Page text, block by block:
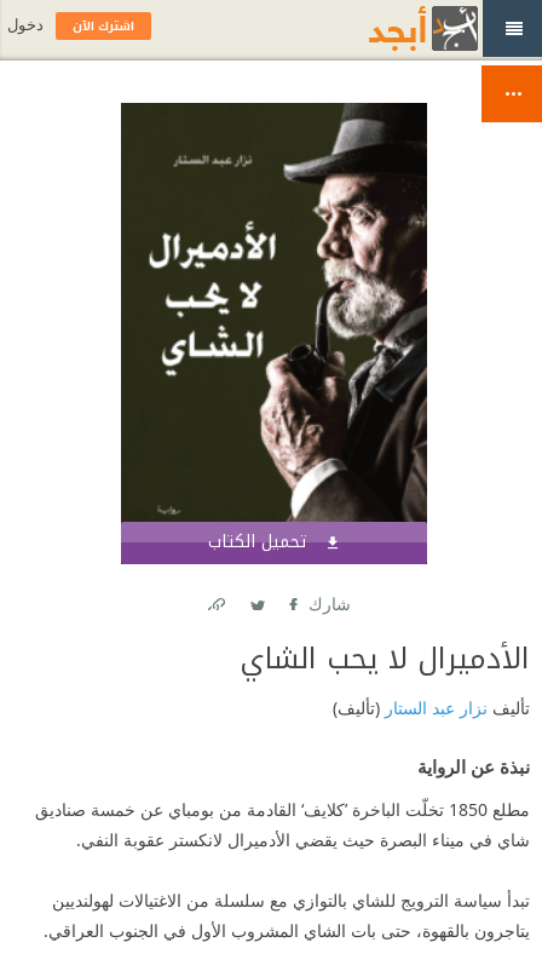
تحميل الكتاب
شارك
الأدميرال لا يحب الشاي
تأليف نزار عبد الستار (تأليف)
نبذة عن الرواية
مطلع 1850 تخلّت الباخرة ’كلايف‘ القادمة من بومباي عن خمسة صناديق
شاي في ميناء البصرة حيث يقضي الأدميرال لانكستر عقوبة النفي.
تبدأ سياسة الترويج للشاي بالتوازي مع سلسلة من الاغتيالات لهولنديين
يتاجرون بالقهوة، حتى بات الشاي المشروب الأول في الجنوب العراقي.
اشترك الآن دخول